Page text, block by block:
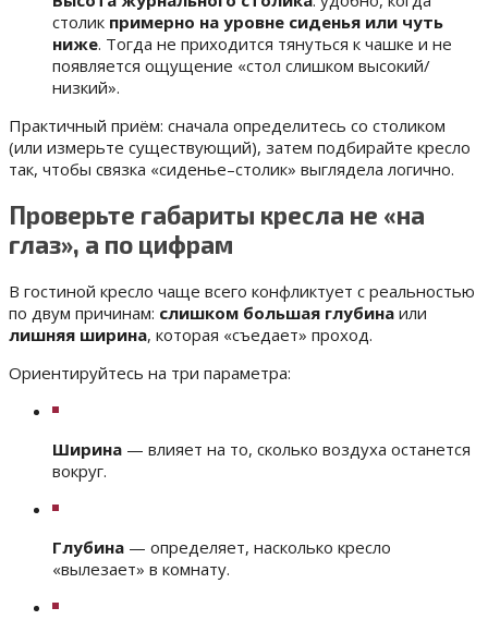
столик примерно на уровне сиденья или чуть
ниже. Тогда не приходится тянуться к чашке и не
появляется ощущение «стол слишком высокий/
низкий».
Практичный приём: сначала определитесь со столиком
(или измерьте существующий), затем подбирайте кресло
так, чтобы связка «сиденье–столик» выглядела логично.
Проверьте габариты кресла не «на
глаз», а по цифрам
В гостиной кресло чаще всего конфликтует с реальностью
по двум причинам: слишком большая глубина или
лишняя ширина, которая «съедает» проход.
Ориентируйтесь на три параметра:
Ширина — влияет на то, сколько воздуха останется
вокруг.
Глубина — определяет, насколько кресло
«вылезает» в комнату.